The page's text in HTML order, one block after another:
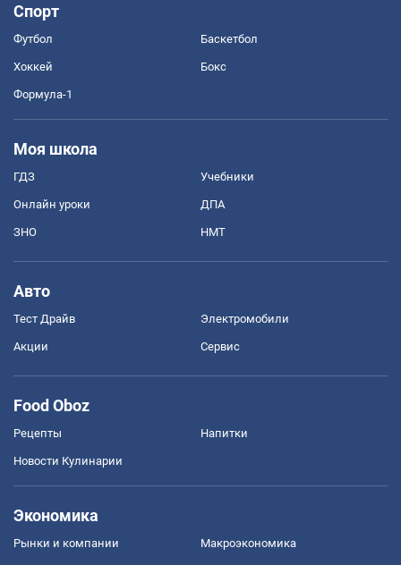
Спорт
Футбол Баскетбол
Хоккей Бокс
Формула-1
Моя школа
ГДЗ Учебники
Онлайн уроки ДПА
ЗНО НМТ
Авто
Тест Драйв Электромобили
Акции Сервис
Food Oboz
Рецепты Напитки
Новости Кулинарии
Экономика
Рынки и компании Mакроэкономика